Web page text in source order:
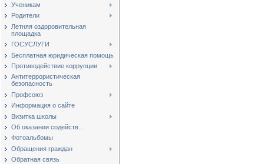
Ученикам
Родители
Летняя оздоровительная
площадка
ГОСУСЛУГИ
Бесплатная юридическая помощь
Противодействие коррупции
Антитеррористическая
безопасность
Профсоюз
Информация о сайте
Визитка школы
Об оказании содейств...
Фотоальбомы
Обращения граждан
Обратная связь